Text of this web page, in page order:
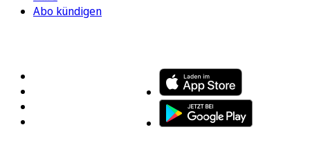
Abo kündigen